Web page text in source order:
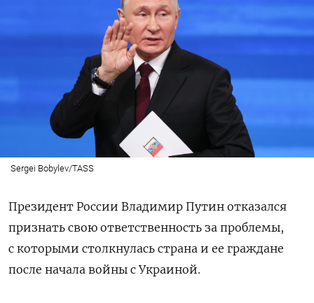
Sergei Bobylev/TASS
Президент России Владимир Путин отказался
признать свою ответственность за проблемы,
с которыми столкнулась страна и ее граждане
после начала войны с Украиной.